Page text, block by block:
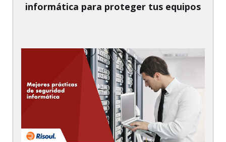
informática para proteger tus equipos